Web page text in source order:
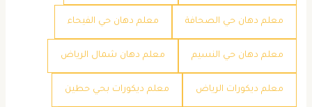
معلم دهان حي الصحافة معلم دهان حي الفيحاء
معلم دهان حي النسيم معلم دهان شمال الرياض
معلم ديكورات الرياض معلم ديكورات بحي حطين